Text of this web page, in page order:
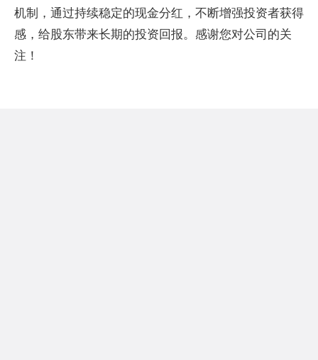
机制，通过持续稳定的现金分红，不断增强投资者获得
感，给股东带来长期的投资回报。感谢您对公司的关
注！